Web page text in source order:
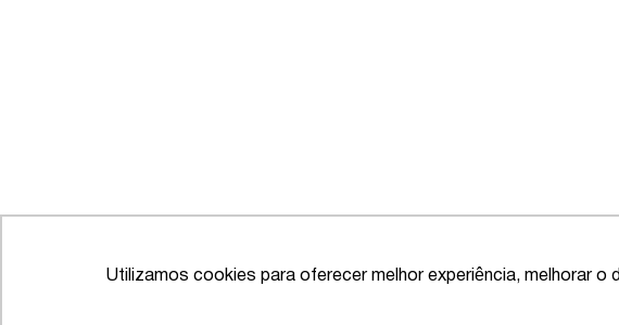
Utilizamos cookies para oferecer melhor experiência, melhorar